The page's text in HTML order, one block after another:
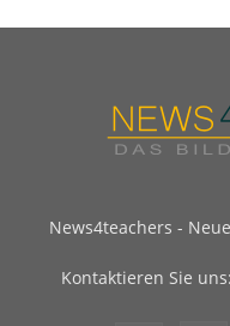
News4teachers -
Kontaktieren Sie uns: